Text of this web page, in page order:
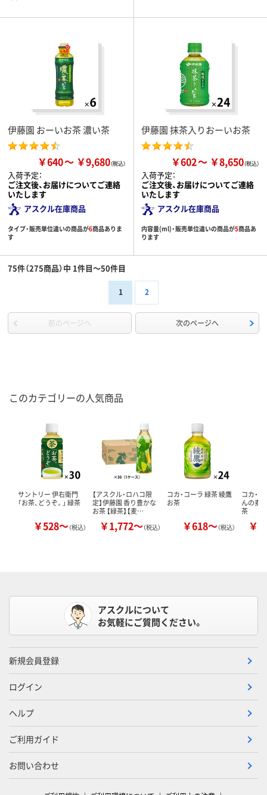
伊藤園 おーいお茶 濃い茶
￥640 ￥9,680
入荷予定：
ご注文後、お届けについてご連絡
いたします
アスクル在庫商品
タイプ・販売単位違いの商品が6商品ありま
す
伊藤園 抹茶入りおーいお茶
￥602 ￥8,650
入荷予定：
ご注文後、お届けについてご連絡
いたします
アスクル在庫商品
内容量(ml)・販売単位違いの商品が5商品あ
ります
75件（275商品）中 1件目～50件目
1 2
前のページへ 次のページへ
このカテゴリーの人気商品
サントリー 伊右衛門
「お茶、どうぞ。」 緑茶
￥528～（税込）
【アスクル・ロハコ限
定】伊藤園 香り豊かな
お茶 【緑茶】【麦…
￥1,772～（税込）
コカ・コーラ 緑茶 綾鷹
お茶
￥618～（税込）
コカ・
んの麦
茶
￥
アスクルについて
お気軽にご質問ください。
新規会員登録
ログイン
ヘルプ
ご利用ガイド
お問い合わせ